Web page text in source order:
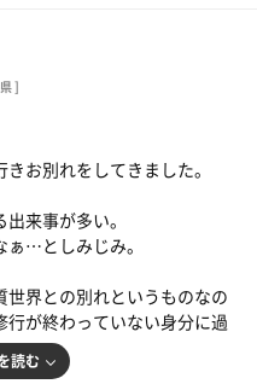
🙇
月のサ活を締めます。
り)までごきげんよう✋
マンにしてくつろげる。
風を浴びながら意識が身体
。
。
てサ飯に気持ちを切り替え
んでしまいたくなる👀
皆さんも大忙し💨
に対応してる姿を見て、自
した。
一緒出来て楽しかったです
しょう🎤🍻
った勢いで買っていた私の
リ🎯✨
ングでキタ😂
が、デカいのが確定✨
ももちろん散り…無事に夏
🚶...
温泉さんにてウイニングサ
に空いておりまして、一瞬
]
お別れをしてきました。
来事が多い。
…としみじみ。
界との別れというものなの
が終わっていない身分に過
読む